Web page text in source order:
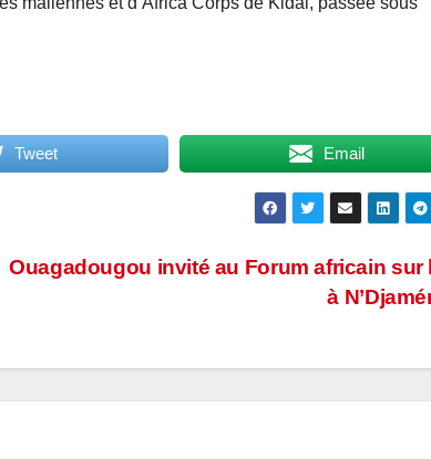
Tweet Email
Ouagadougou invité au Forum africain sur
à